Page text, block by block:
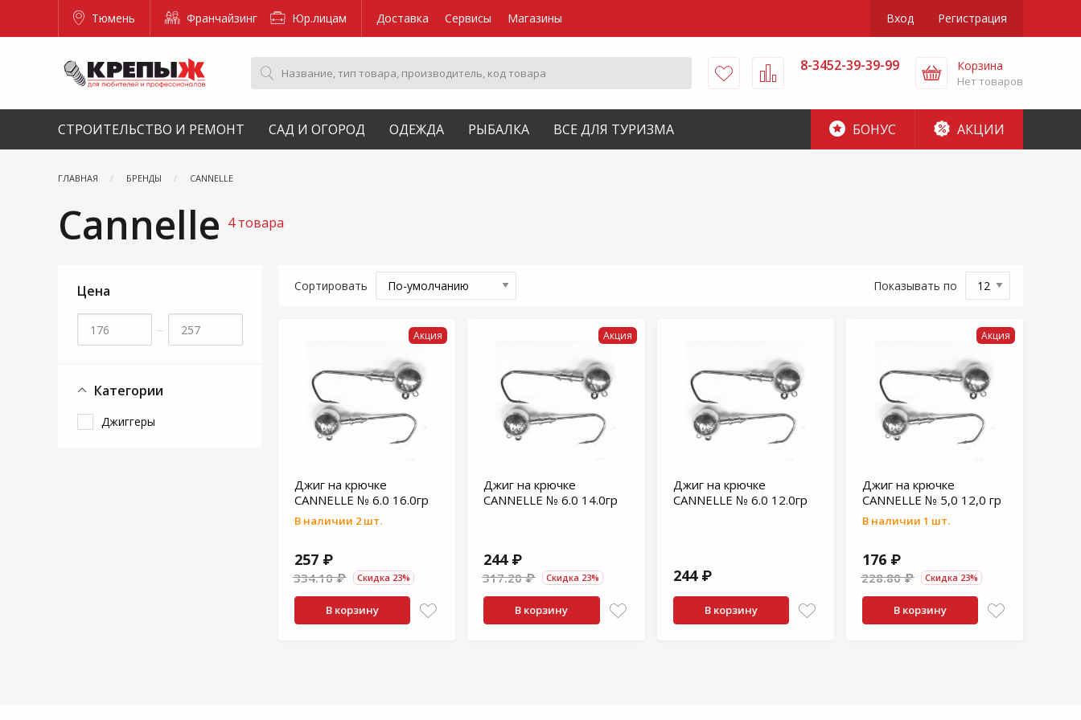
Тюмень Франчайзинг Юр.лицам Доставка Сервисы Магазины Вход Регистрация
8-3452-39-39-99 Корзина
Нет товаров
СТРОИТЕЛЬСТВО И РЕМОНТ САД И ОГОРОД ОДЕЖДА РЫБАЛКА ВСЕ ДЛЯ ТУРИЗМА БОНУС АКЦИИ
ГЛАВНАЯ БРЕНДЫ CANNELLE
Cannelle 4 товара
Цена
–
Категории
Джиггеры
Сортировать Показывать по
Акция
Джиг на крючке
CANNELLE № 6.0 16.0гр
В наличии 2 шт.
257 ₽
334.10 ₽ Скидка 23%
В корзину
Акция
Джиг на крючке
CANNELLE № 6.0 14.0гр
244 ₽
317.20 ₽ Скидка 23%
В корзину
Джиг на крючке
CANNELLE № 6.0 12.0гр
244 ₽
В корзину
Акция
Джиг на крючке
CANNELLE № 5,0 12,0 гр
В наличии 1 шт.
176 ₽
228.80 ₽ Скидка 23%
В корзину